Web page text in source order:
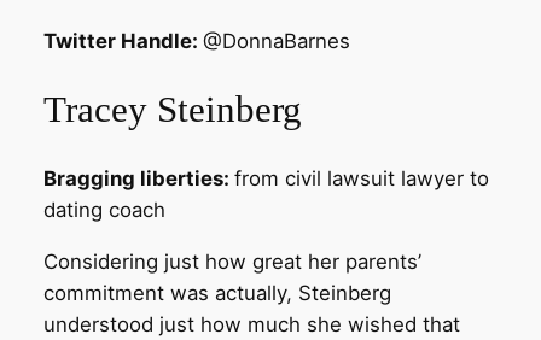
Twitter Handle: @DonnaBarnes
Tracey Steinberg
Bragging liberties: from civil lawsuit lawyer to
dating coach
Considering just how great her parents’
commitment was actually, Steinberg
understood just how much she wished that